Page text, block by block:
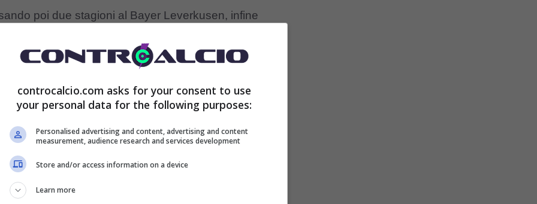
poi due stagioni al Bayer Leverkusen, infine
il padrone della zona destra bassa.
partendo dall’addio di
senza il maestro italiano, potrebbe invece
che può stuzzicare i grandi club.
è suggestiva
controcalcio.com asks for your consent to use
your personal data for the following purposes:
Personalised advertising and content, advertising and content
measurement, audience research and services development
Store and/or access information on a device
Learn more